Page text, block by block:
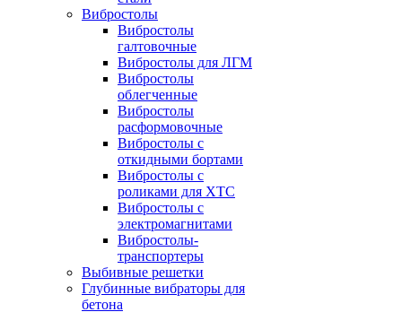
Вибростолы
Вибростолы
галтовочные
Вибростолы для ЛГМ
Вибростолы
облегченные
Вибростолы
расформовочные
Вибростолы с
откидными бортами
Вибростолы с
роликами для ХТС
Вибростолы с
электромагнитами
Вибростолы-
транспортеры
Выбивные решетки
Глубинные вибраторы для
бетона